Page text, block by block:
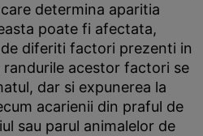
determina aparitia
poate fi afectata,
diferiti factori prezenti in
acestor factori se
dar si expunerea la
acarienii din praful de
sau parul animalelor de